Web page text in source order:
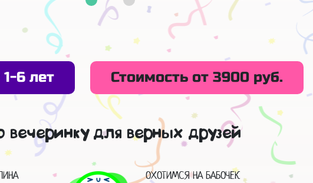
6 лет Стоимость от 3900 руб.
для верных друзей
ОХОТИМСЯ НА БАБОЧЕК